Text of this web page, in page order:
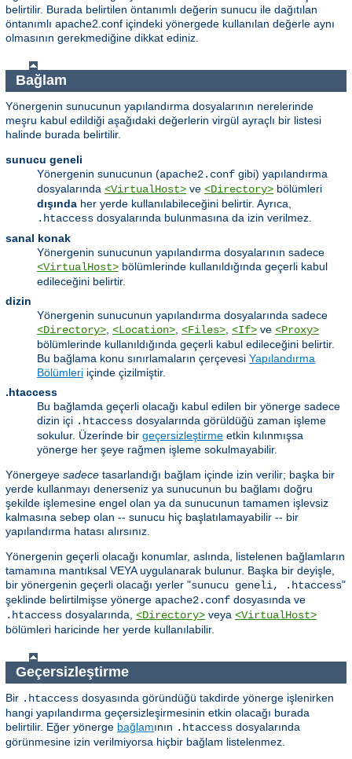
belirtilir. Burada belirtilen öntanımlı değerin sunucu ile dağıtılan
öntanımlı apache2.conf içindeki yönergede kullanılan değerle aynı
olmasının gerekmediğine dikkat ediniz.
Bağlam
Yönergenin sunucunun yapılandırma dosyalarının nerelerinde
meşru kabul edildiği aşağıdaki değerlerin virgül ayraçlı bir listesi
halinde burada belirtilir.
sunucu geneli
Yönergenin sunucunun (apache2.conf gibi) yapılandırma
dosyalarında <VirtualHost> ve <Directory> bölümleri
dışında her yerde kullanılabileceğini belirtir. Ayrıca,
.htaccess dosyalarında bulunmasına da izin verilmez.
sanal konak
Yönergenin sunucunun yapılandırma dosyalarının sadece
<VirtualHost> bölümlerinde kullanıldığında geçerli kabul
edileceğini belirtir.
dizin
Yönergenin sunucunun yapılandırma dosyalarında sadece
<Directory> <Location> <Files> <If> ve <Proxy>
bölümlerinde kullanıldığında geçerli kabul edileceğini belirtir.
Bu bağlama konu sınırlamaların çerçevesi Yapılandırma
Bölümleri içinde çizilmiştir.
.htaccess
Bu bağlamda geçerli olacağı kabul edilen bir yönerge sadece
dizin içi .htaccess dosyalarında görüldüğü zaman işleme
sokulur. Üzerinde bir geçersizleştirme etkin kılınmışsa
yönerge her şeye rağmen işleme sokulmayabilir.
Yönergeye sadece tasarlandığı bağlam içinde izin verilir; başka bir
yerde kullanmayı denerseniz ya sunucunun bu bağlamı doğru
şekilde işlemesine engel olan ya da sunucunun tamamen işlevsiz
kalmasına sebep olan -- sunucu hiç başlatılamayabilir -- bir
yapılandırma hatası alırsınız.
Yönergenin geçerli olacağı konumlar, aslında, listelenen bağlamların
tamamına mantıksal VEYA uygulanarak bulunur. Başka bir deyişle,
bir yönergenin geçerli olacağı yerler "sunucu geneli, .htaccess"
şeklinde belirtilmişse yönerge apache2.conf dosyasında ve
.htaccess dosyalarında, <Directory> veya <VirtualHost>
bölümleri haricinde her yerde kullanılabilir.
Geçersizleştirme
Bir .htaccess dosyasında göründüğü takdirde yönerge işlenirken
hangi yapılandırma geçersizleşirmesinin etkin olacağı burada
belirtilir. Eğer yönerge bağlamının .htaccess dosyalarında
görünmesine izin verilmiyorsa hiçbir bağlam listelenmez.